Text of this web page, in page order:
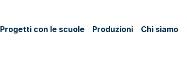
Progetti con le scuole Produzioni Chi siamo